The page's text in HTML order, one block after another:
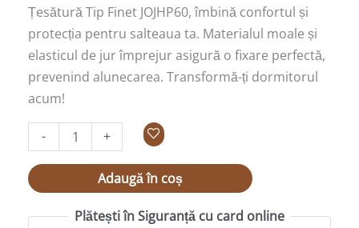
Țesătură Tip Finet JOJHP60, îmbină confortul și
protecția pentru salteaua ta. Materialul moale și
elasticul de jur împrejur asigură o fixare perfectă,
prevenind alunecarea. Transformă-ți dormitorul
acum!
- +
Adaugă în coș
Plătești în Siguranță cu card online